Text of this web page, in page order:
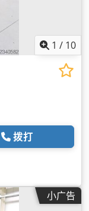
1 / 10
拨打
小广告